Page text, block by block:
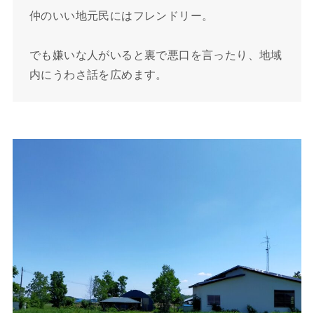
仲のいい地元民にはフレンドリー。
でも嫌いな人がいると裏で悪口を言ったり、地域
内にうわさ話を広めます。